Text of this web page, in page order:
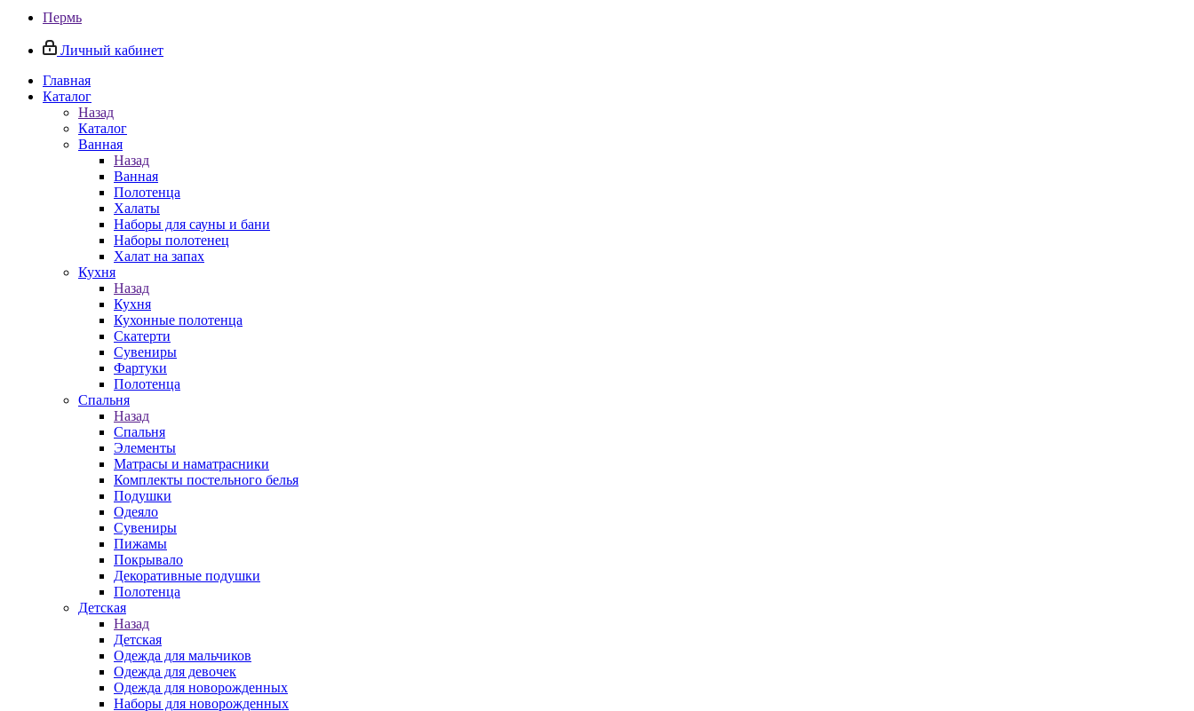
Пермь
Личный кабинет
Главная
Каталог
Назад
Каталог
Ванная
Назад
Ванная
Полотенца
Халаты
Наборы для сауны и бани
Наборы полотенец
Халат на запах
Кухня
Назад
Кухня
Кухонные полотенца
Скатерти
Сувениры
Фартуки
Полотенца
Спальня
Назад
Спальня
Элементы
Матрасы и наматрасники
Комплекты постельного белья
Подушки
Одеяло
Сувениры
Пижамы
Покрывало
Декоративные подушки
Полотенца
Детская
Назад
Детская
Одежда для мальчиков
Одежда для девочек
Одежда для новорожденных
Наборы для новорожденных